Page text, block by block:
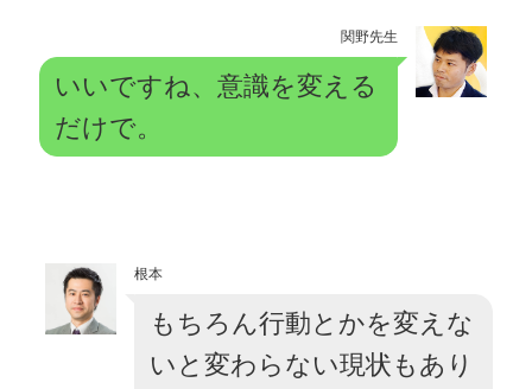
関野先生
いいですね、意識を変える
だけで。
根本
もちろん行動とかを変えな
いと変わらない現状もあり